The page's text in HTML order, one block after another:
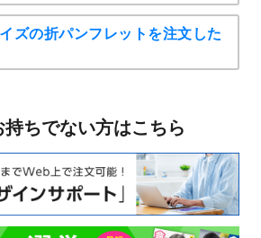
ズの折パンフレットを注文した
ちでない方はこちら